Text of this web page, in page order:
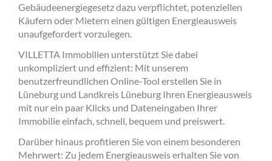
Gebäudeenergiegesetz dazu verpflichtet, potenziellen
Käufern oder Mietern einen gültigen Energieausweis
unaufgefordert vorzulegen.
VILLETTA Immobilien unterstützt Sie dabei
unkompliziert und effizient: Mit unserem
benutzerfreundlichen Online-Tool erstellen Sie in
Lüneburg und Landkreis Lüneburg Ihren Energieausweis
mit nur ein paar Klicks und Dateneingaben Ihrer
Immobilie einfach, schnell, bequem und preiswert.
Darüber hinaus profitieren Sie von einem besonderen
Mehrwert: Zu jedem Energieausweis erhalten Sie von